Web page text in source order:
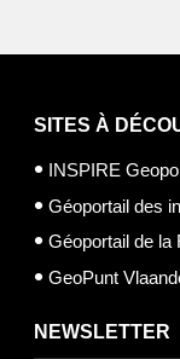
SITES À
INSPIRE
Géoportail des
Géoportail de la
GeoPunt
NEWSLETTER